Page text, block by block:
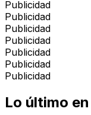
Publicidad
Publicidad
Publicidad
Publicidad
Publicidad
Publicidad
Publicidad
Lo último en